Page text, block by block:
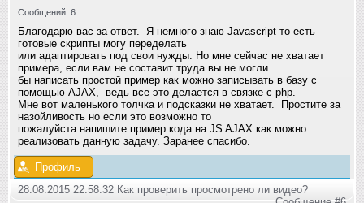
Сообщений: 6
Благодарю вас за ответ. Я немного знаю Javascript то есть
готовые скрипты могу переделать
или адаптировать под свои нужды. Но мне сейчас не хватает
примера, если вам не составит труда вы не могли
бы написать простой пример как можно записывать в базу с
помощью AJAX, ведь все это делается в связке с php.
Мне вот маленького толчка и подсказки не хватает. Простите за
назойливость но если это возможно то
пожалуйста напишите пример кода на JS AJAX как можно
реализовать данную задачу. Заранее спасибо.
Профиль
28.08.2015 22:58:32 Как проверить просмотрено ли видео?